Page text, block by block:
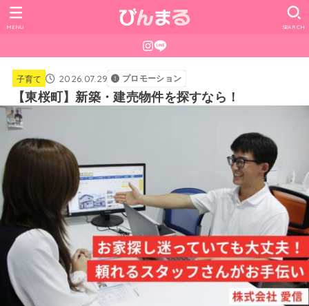
SEARCH
MENU
子育て 2026.07.29 プロモーション
【東桜町】新築・建売物件を探すなら！